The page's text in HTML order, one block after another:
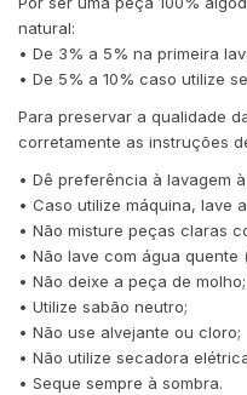
natural:
• De 3% a 5% na primeira
• De 5% a 10% caso utilize
Para preservar a qualidade
corretamente as instruções
• Dê preferência à lavagem
• Caso utilize máquina, lave
• Não misture peças claras
• Não lave com água quente
• Não deixe a peça de molho;
• Utilize sabão neutro;
• Não use alvejante ou cloro;
• Não utilize secadora
• Seque sempre à sombra.